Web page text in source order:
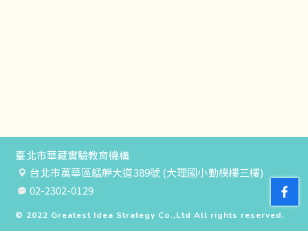
臺北市華藏實驗教育機構
台北市萬華區艋舺大道389號 (大理國小勤樸樓三樓)
02-2302-0129
© 2022 Greatest Idea Strategy Co.,Ltd All rights reserved.